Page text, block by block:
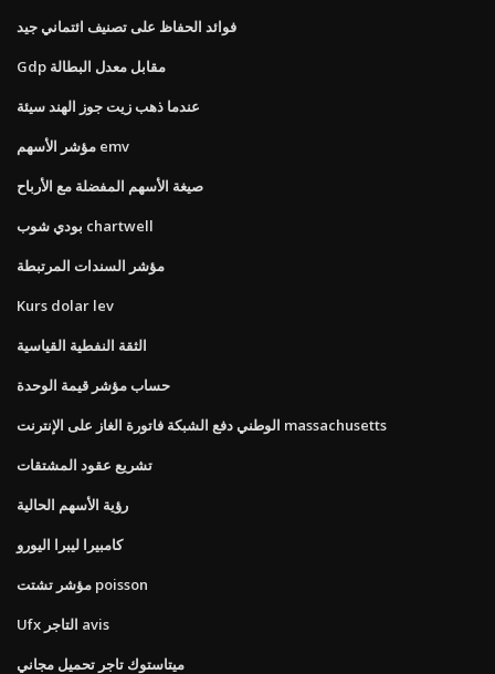
فوائد الحفاظ على تصنيف ائتماني جيد
Gdp مقابل معدل البطالة
عندما ذهب زيت جوز الهند سيئة
مؤشر الأسهم emv
صيغة الأسهم المفضلة مع الأرباح
بودي شوب chartwell
مؤشر السندات المرتبطة
Kurs dolar lev
الثقة النفطية القياسية
حساب مؤشر قيمة الوحدة
الوطني دفع الشبكة فاتورة الغاز على الإنترنت massachusetts
تشريع عقود المشتقات
رؤية الأسهم الحالية
كامبيرا ليبرا اليورو
مؤشر تشتت poisson
Ufx التاجر avis
ميتاستوك تاجر تحميل مجاني